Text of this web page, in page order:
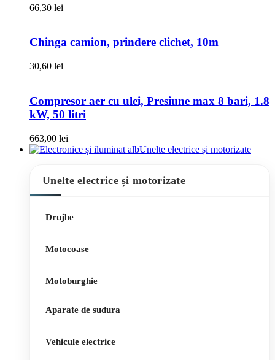
66,30 lei
Chinga camion, prindere clichet, 10m
30,60 lei
Compresor aer cu ulei, Presiune max 8 bari, 1.8
kW, 50 litri
663,00 lei
Unelte electrice și motorizate
Unelte electrice și motorizate
Drujbe
Motocoase
Motoburghie
Aparate de sudura
Vehicule electrice